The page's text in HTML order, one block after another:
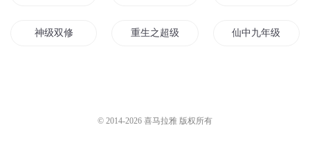
神级双修 重生之超级强国 仙中九年级传说
© 2014-2026 喜马拉雅 版权所有